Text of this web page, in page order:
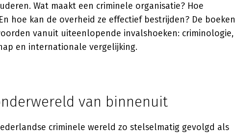
Wat maakt een criminele organisatie? Hoe
hoe kan de overheid ze effectief bestrijden? De boeken
vanuit uiteenlopende invalshoeken: criminologie,
en internationale vergelijking.
van binnenuit
criminele wereld zo stelselmatig gevolgd als